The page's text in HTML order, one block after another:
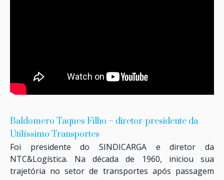
Baldomero Taques Filho – diretor-presidente da
Utilíssimo Transportes
Foi presidente do SINDICARGA e diretor da
NTC&Logística. Na década de 1960, iniciou sua
trajetória no setor de transportes após passagem